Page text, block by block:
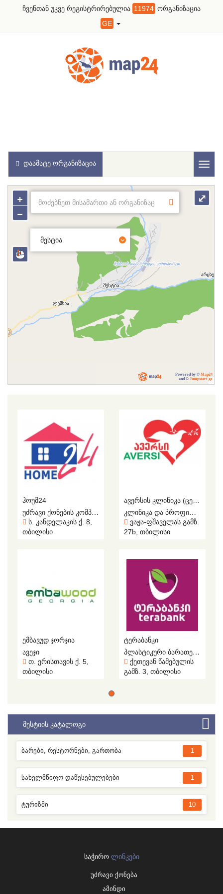
ჩვენთან უკვე რეგისტრირებულია 11974 ორგანიზაცია
GE
ᲓᲐᲐᲛᲐᲢᲔ ᲝᲠᲒᲐᲜᲘᲖᲐᲪᲘᲐ
მესტია
+
−
Powered by © Map24
and © Jumpstart.ge
⤢
ᲰᲝᲣᲛ24
უძრავი ქონების კომპანია
ს. კანდელაკის ქ. 8,
თბილისი
კლინიკა და პროფილაქტიკურ დიაგნოსტიკური ცენტრი
ვაჟა-ფშაველას გამზ.
27b, თბილისი
ᲔᲛᲑᲐᲕᲣᲓ ᲯᲝᲠᲯᲘᲐ
ავეჯი
თ. ერისთავის ქ. 5,
თბილისი
ᲢᲔᲠᲐᲑᲐᲜᲙᲘ
პლასტიკური ბარათები, ანაბრები, სესხები
ქეთევან წამებულის
გამზ. 3, თბილისი
ᲛᲔᲡᲢᲘᲘᲡ ᲙᲐᲢᲐᲚᲝᲒᲘ
ᲑᲐᲠᲔᲑᲘ, ᲠᲔᲡᲢᲝᲠᲜᲔᲑᲘ, ᲒᲐᲠᲗᲝᲑᲐ 1
ᲡᲐᲮᲔᲚᲛᲬᲘᲤᲝ ᲓᲐᲬᲔᲡᲔᲑᲣᲚᲔᲑᲔᲑᲘ 1
ᲢᲣᲠᲘᲖᲛᲘ 10
ᲡᲐᲭᲘᲠᲝ ᲚᲘᲜᲙᲔᲑᲘ
უძრავი ქონება
ამინდი